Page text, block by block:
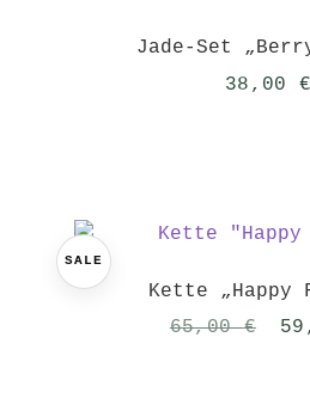
Jade-Set
38,00 €
SALE
Kette „Happy
65,00€